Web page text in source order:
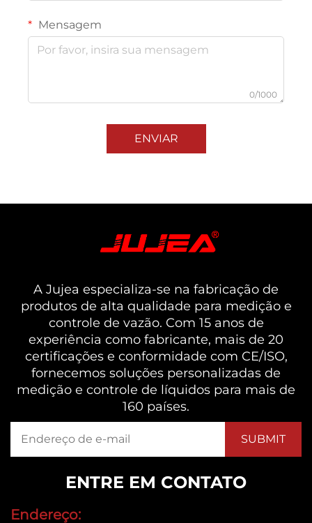
Mensagem
0/1000
ENVIAR
A Jujea especializa-se na fabricação de
produtos de alta qualidade para medição e
controle de vazão. Com 15 anos de
experiência como fabricante, mais de 20
certificações e conformidade com CE/ISO,
fornecemos soluções personalizadas de
medição e controle de líquidos para mais de
160 países.
ENTRE EM CONTATO
Endereço: